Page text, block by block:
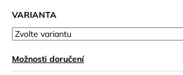
VARIANTA
Možnosti doručení
HLEDAT